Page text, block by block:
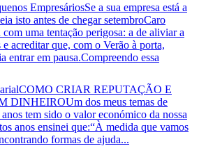
EmpresáriosSe a sua empresa está a
isto antes de chegar setembroCaro
uma tentação perigosa: a de aliviar a
acreditar que, com o Verão à porta,
entrar em pausa.Compreendo essa
COMO CRIAR REPUTAÇÃO E
DINHEIROUm dos meus temas de
tem sido o valor económico da nossa
anos ensinei que:“À medida que vamos
formas de ajuda...